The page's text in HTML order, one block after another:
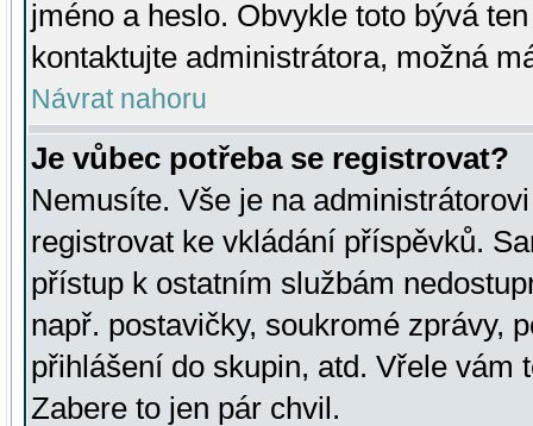
jméno a heslo. Obvykle toto bývá
kontaktujte administrátora, možná
Návrat nahoru
Je vůbec potřeba se registrovat?
Nemusíte. Vše je na
registrovat ke vkládání příspěvků.
přístup k ostatním službám
např. postavičky, soukromé zprávy,
přihlášení do skupin, atd. Vřele vám
Zabere to jen pár chvil.